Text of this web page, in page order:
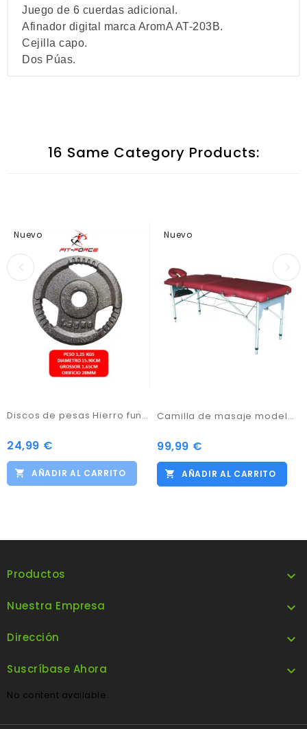
Juego de 6 cuerdas adicional.
Afinador digital marca AromA AT-203B.
Cejilla capo.
Dos Púas.
16 Same Category Products:
Nuevo
Discos de pesas Hierro fundido 1.25kgs x 4 unidades Marca Fit-Force
Precio
24,99 €
AÑADIR AL CARRITO
Nuevo
Camilla de masaje modelo VIP2211BUR
Precio
99,99 €
AÑADIR AL CARRITO
Productos 
Nuestra Empresa 
Dirección 
Suscríbase Ahora 
No content available.